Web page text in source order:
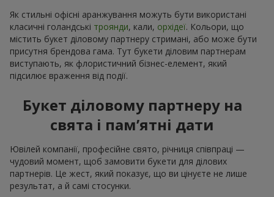
Як стильні офісні аранжування можуть бути використані
класичні голандські троянди, кали, орхідеї. Кольори, що
містить букет діловому партнеру стримані, або може бути
присутня брендова гама. Тут букети діловим партнерам
виступають, як флористичний бізнес-елемент, який
підсилює враження від події.
Букет діловому партнеру на
свята і пам’ятні дати
Ювілей компанії, професійне свято, річниця співпраці —
чудовий момент, щоб замовити букети для ділових
партнерів. Це жест, який показує, що ви цінуєте не лише
результат, а й самі стосунки.